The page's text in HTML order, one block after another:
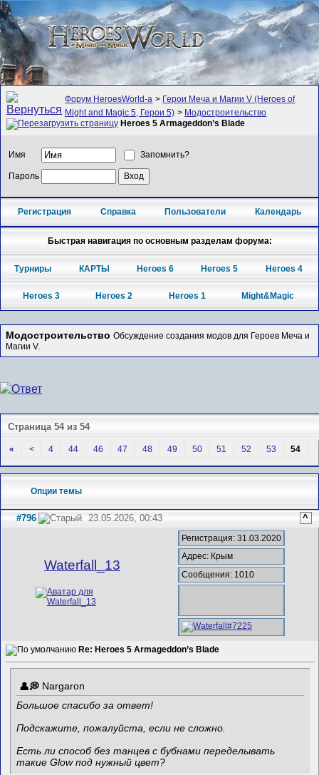
Форум HeroesWorld-а > Герои Меча и Магии V (Heroes of
Might and Magic 5, Герои 5) > Модостроительство
Heroes 5 Armageddon’s Blade
Имя Запомнить?
Пароль
Регистрация Справка Пользователи Календарь
Быстрая навигация по основным разделам форума:
Турниры КАРТЫ Heroes 6 Heroes 5 Heroes 4
Heroes 3 Heroes 2 Heroes 1 Might&Magic
Модостроительство Обсуждение создания модов для Героев Меча и
Магии V.
Страница 54 из 54
« < 4 44 46 47 48 49 50 51 52 53 54
Опции темы
#796 23.05.2026, 00:43 ^
Waterfall_13
Регистрация: 31.03.2020
Адрес: Крым
Сообщения: 1010
Re: Heroes 5 Armageddon’s Blade
Nargaron
Большое спасибо за ответ!
Подскажите, пожалуйста, если не сложно.
Есть ли способ без танцев с бубнами переделывать
такие Glow под нужный цвет?